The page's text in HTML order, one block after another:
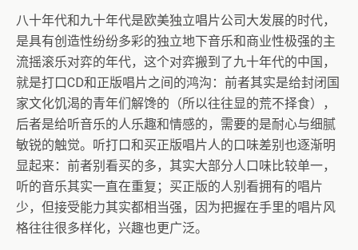
八十年代和九十年代是欧美独立唱片公司大发展的时代，
是具有创造性纷纷多彩的独立地下音乐和商业性极强的主
流摇滚乐对弈的年代，这个对弈搬到了九十年代的中国，
就是打口CD和正版唱片之间的鸿沟：前者其实是给封闭国
家文化饥渴的青年们解馋的（所以往往显的荒不择食），
后者是给听音乐的人乐趣和情感的，需要的是耐心与细腻
敏锐的触觉。听打口和买正版唱片人的口味差别也逐渐明
显起来：前者别看买的多，其实大部分人口味比较单一，
听的音乐其实一直在重复；买正版的人别看拥有的唱片
少，但接受能力其实都相当强，因为把握在手里的唱片风
格往往很多样化，兴趣也更广泛。